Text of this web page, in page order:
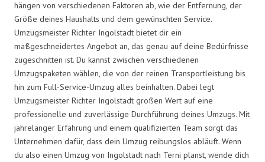
hängen von verschiedenen Faktoren ab, wie der Entfernung, der
Größe deines Haushalts und dem gewünschten Service.
Umzugsmeister Richter Ingolstadt bietet dir ein
maßgeschneidertes Angebot an, das genau auf deine Bedürfnisse
zugeschnitten ist. Du kannst zwischen verschiedenen
Umzugspaketen wählen, die von der reinen Transportleistung bis
hin zum Full-Service-Umzug alles beinhalten. Dabei legt
Umzugsmeister Richter Ingolstadt großen Wert auf eine
professionelle und zuverlässige Durchführung deines Umzugs. Mit
jahrelanger Erfahrung und einem qualifizierten Team sorgt das
Unternehmen dafür, dass dein Umzug reibungslos abläuft. Wenn
du also einen Umzug von Ingolstadt nach Terni planst, wende dich